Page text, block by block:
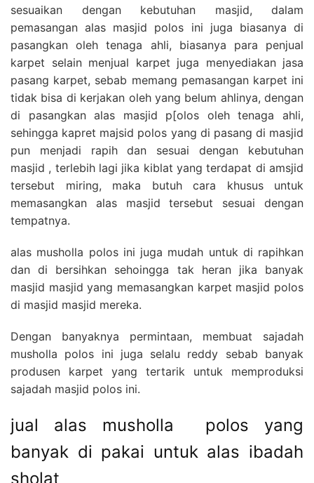
sesuaikan dengan kebutuhan masjid, dalam
pemasangan alas masjid polos ini juga biasanya di
pasangkan oleh tenaga ahli, biasanya para penjual
karpet selain menjual karpet juga menyediakan jasa
pasang karpet, sebab memang pemasangan karpet ini
tidak bisa di kerjakan oleh yang belum ahlinya, dengan
di pasangkan alas masjid p[olos oleh tenaga ahli,
sehingga kapret majsid polos yang di pasang di masjid
pun menjadi rapih dan sesuai dengan kebutuhan
masjid , terlebih lagi jika kiblat yang terdapat di amsjid
tersebut miring, maka butuh cara khusus untuk
memasangkan alas masjid tersebut sesuai dengan
tempatnya.
alas musholla polos ini juga mudah untuk di rapihkan
dan di bersihkan sehoingga tak heran jika banyak
masjid masjid yang memasangkan karpet masjid polos
di masjid masjid mereka.
Dengan banyaknya permintaan, membuat sajadah
musholla polos ini juga selalu reddy sebab banyak
produsen karpet yang tertarik untuk memproduksi
sajadah masjid polos ini.
jual alas musholla polos yang
banyak di pakai untuk alas ibadah
sholat